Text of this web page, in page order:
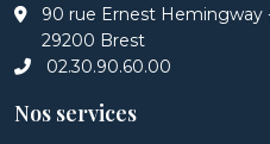
90 rue Ernest
29200 Brest
02.30.90.60.00
Nos services